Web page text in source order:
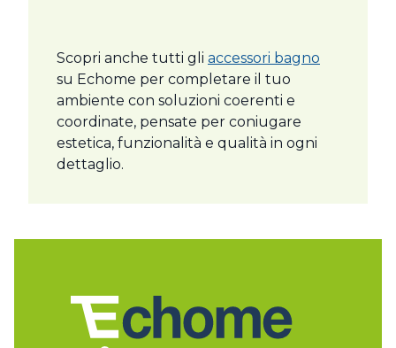
Scopri anche tutti gli accessori bagno
su Echome per completare il tuo
ambiente con soluzioni coerenti e
coordinate, pensate per coniugare
estetica, funzionalità e qualità in ogni
dettaglio.